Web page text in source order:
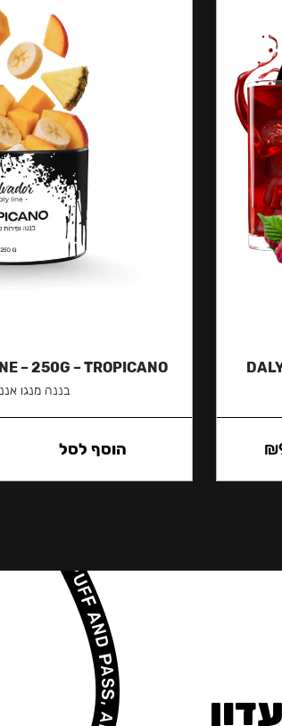
₪
– 250G – TROPICANO
בננה מנגו
הוסף לסל